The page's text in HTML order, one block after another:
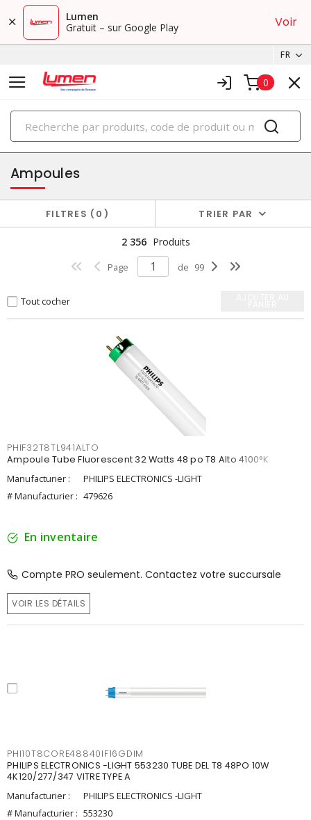
Lumen
Gratuit – sur Google Play
Voir
FR
0
PRODUITS
éclairage
Ampoules
FILTRES 0 TRIER PAR
2 356 Produits
Page de 99
Tout cocher
PHIF32T8TL941ALTO
Ampoule Tube Fluorescent 32 Watts 48 po T8 Alto 4100°K
Manufacturier :
PHILIPS ELECTRONICS -LIGHT
# Manufacturier : 479626
En inventaire
Compte PRO seulement. Contactez votre succursale
VOIR LES DÉTAILS
PHI10T8CORE48840IF16GDIM
PHILIPS ELECTRONICS -LIGHT 553230 TUBE DEL T8 48PO 10W
4K120/277/347 VITRE TYPE A
Manufacturier :
PHILIPS ELECTRONICS -LIGHT
# Manufacturier : 553230